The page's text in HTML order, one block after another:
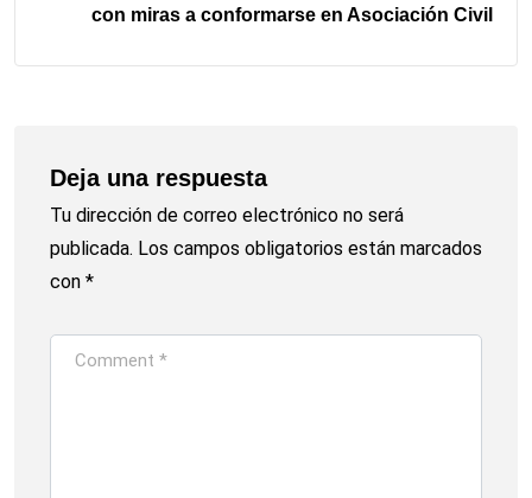
con miras a conformarse en Asociación Civil
Deja una respuesta
Tu dirección de correo electrónico no será
publicada. Los campos obligatorios están marcados
con *